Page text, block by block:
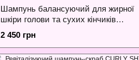
Шампунь балансуючий для жирної
шкіри голови та сухих кінчиків
Xiaomoxuan Sea Balance 500 мл
2 450 грн